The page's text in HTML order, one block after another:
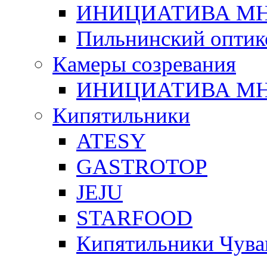
ИНИЦИАТИВА
Пильнинский
Камеры созревания
ИНИЦИАТИВА
Кипятильники
ATESY
GASTROTOP
JEJU
STARFOOD
Кипятильники